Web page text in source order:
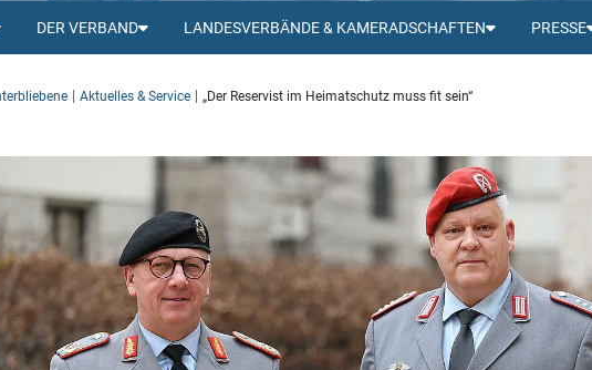
DER VERBAND LANDESVERBÄNDE & KAMERADSCHAFTEN PRESSE
Aktuelles & Service „Der Reservist im Heimatschutz muss fit sein“